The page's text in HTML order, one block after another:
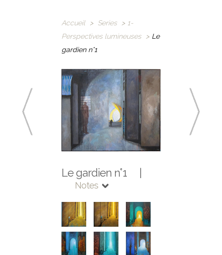
Accueil > Series > 1-
Perspectives lumineuses
> Le
gardien n°1
Le gardien n°1 |
Notes